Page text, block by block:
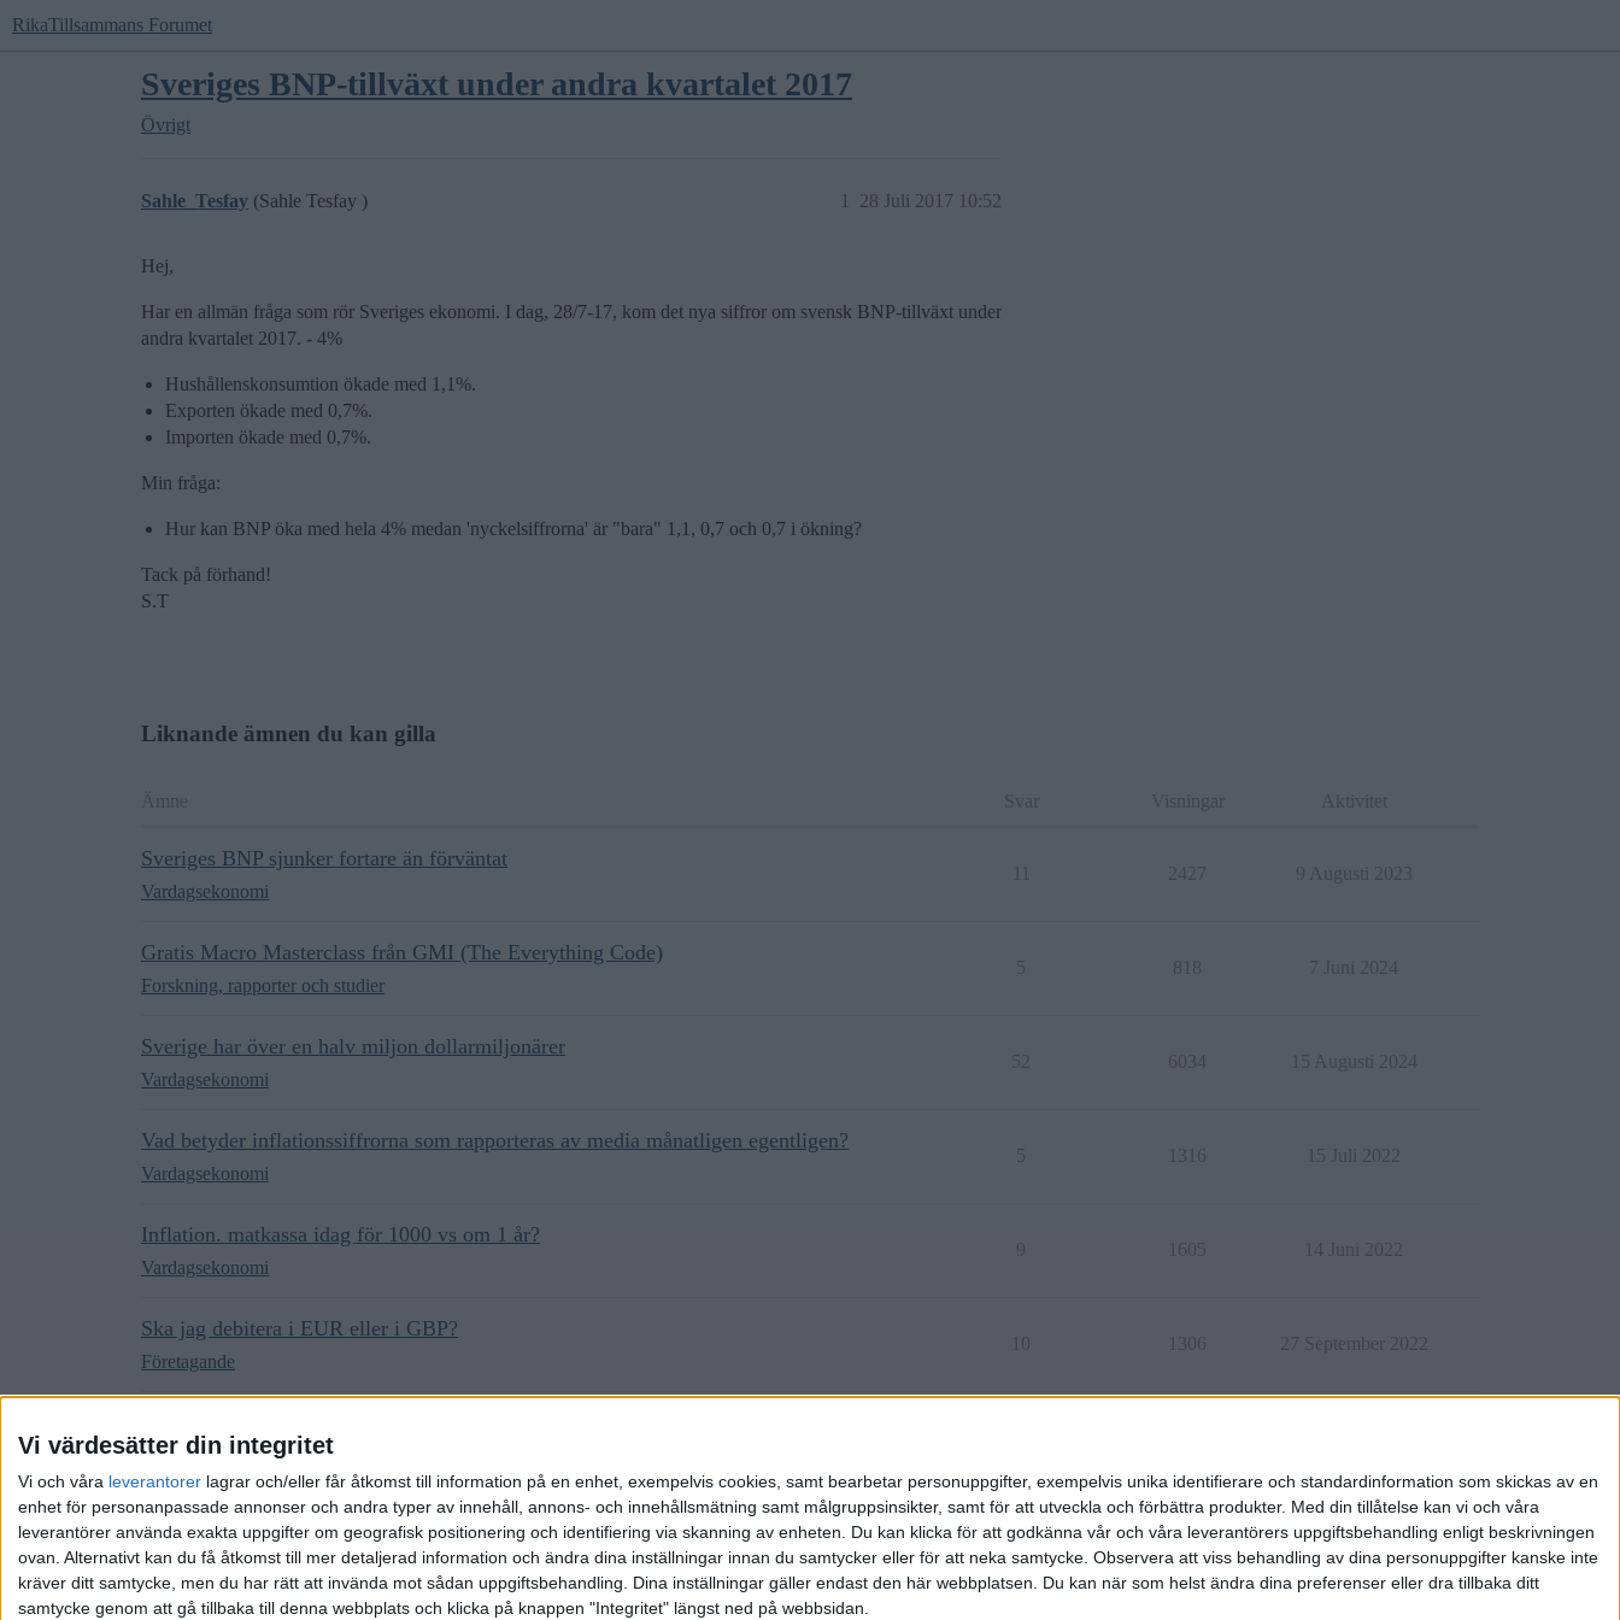
Vi värdesätter din integritet
Vi och våra leverantorer lagrar och/eller får åtkomst till information på en enhet, exempelvis cookies, samt bearbetar personuppgifter, exempelvis unika identifierare och standardinformation som skickas av en
enhet för personanpassade annonser och andra typer av innehåll, annons- och innehållsmätning samt målgruppsinsikter, samt för att utveckla och förbättra produkter. Med din tillåtelse kan vi och våra
leverantörer använda exakta uppgifter om geografisk positionering och identifiering via skanning av enheten. Du kan klicka för att godkänna vår och våra leverantörers uppgiftsbehandling enligt beskrivningen
ovan. Alternativt kan du få åtkomst till mer detaljerad information och ändra dina inställningar innan du samtycker eller för att neka samtycke. Observera att viss behandling av dina personuppgifter kanske inte
kräver ditt samtycke, men du har rätt att invända mot sådan uppgiftsbehandling. Dina inställningar gäller endast den här webbplatsen. Du kan när som helst ändra dina preferenser eller dra tillbaka ditt
samtycke genom att gå tillbaka till denna webbplats och klicka på knappen "Integritet" längst ned på webbsidan.
RikaTillsammans Forumet
Sveriges BNP-tillväxt under andra kvartalet 2017
Övrigt
Sahle_Tesfay (Sahle Tesfay ) 28 Juli 2017 10:52
1
Hej,
Har en allmän fråga som rör Sveriges ekonomi. I dag, 28/7-17, kom det nya siffror om svensk BNP-tillväxt under
andra kvartalet 2017. - 4%
Hushållenskonsumtion ökade med 1,1%.
Exporten ökade med 0,7%.
Importen ökade med 0,7%.
Min fråga:
Hur kan BNP öka med hela 4% medan 'nyckelsiffrorna' är "bara" 1,1, 0,7 och 0,7 i ökning?
Tack på förhand!
S.T
Liknande ämnen du kan gilla
Ämne Svar Visningar Aktivitet
Sveriges BNP sjunker fortare än förväntat
Vardagsekonomi
2427 9 Augusti 2023
Gratis Macro Masterclass från GMI (The Everything Code)
Forskning, rapporter och studier
5 818 7 Juni 2024
Sverige har över en halv miljon dollarmiljonärer
Vardagsekonomi
52 6034 15 Augusti 2024
Vad betyder inflationssiffrorna som rapporteras av media månatligen egentligen?
Vardagsekonomi
5 1316 15 Juli 2022
Inflation. matkassa idag för 1000 vs om 1 år?
Vardagsekonomi
9 1605 14 Juni 2022
Ska jag debitera i EUR eller i GBP?
Företagande
10 1306 27 September 2022
Nyheter och omvärldsbevakning